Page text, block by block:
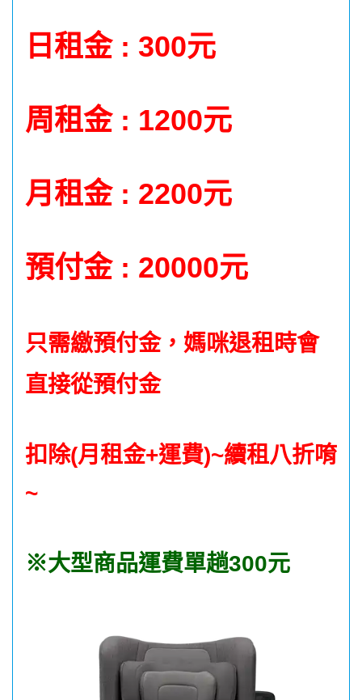
日租金 : 300元
周租金 : 1200元
月租金 : 2200元
預付金 : 20000元
只需繳預付金，媽咪退租時會
直接從預付金
扣除(月租金+運費)~續租八折唷
~
※大型商品運費單趟300元